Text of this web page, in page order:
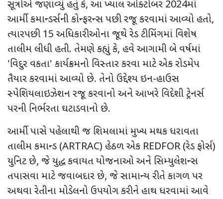
સૂત્રોએ જણાવ્યું હતું કે, આ ખ્યાલ ઓક્ટોબર 2024માં
આર્મી કમાન્ડર્સની કોન્ફરન્સ પછી રજૂ કરવામાં આવ્યો હતો,
ત્યારપછી 15 અધિકારીઓના જૂથે રેડ ટીમિંગમાં વિશેષ
તાલીમ લીધી હતી. તેમણે કહ્યું કે, હવે આગામી બે વર્ષમાં
'વિદુર વકતા' કાર્યક્રમનો વિસ્તાર કરવા માટે એક રોડમેપ
તૈયાર કરવામાં આવ્યો છે. તેનો ઉદ્દેશ્ય ઇન-હાઉસ
સ્પેશિયલાઇઝેશન રજૂ કરવાનો અને આખરે વિદેશી ટ્રેનર્સ
પરની નિર્ભરતા ઘટાડવાનો છે.
આર્મી પાસે પહેલાથી જ શિમલામાં મુખ્ય મથક ધરાવતા
તાલીમ કમાન્ડ (ARTRAC) હેઠળ એક REDFOR (રેડ ફોર્સ)
યુનિટ છે, જે યુદ્ધ કવાયત યોજનાઓ અને સિમ્યુલેશન્સ
તપાસવા માટે જવાબદાર છે, જે સામાન્ય રીતે કાગળ પર
અથવા રેતીના મોડેલનો ઉપયોગ કરીને હાથ ધરવામાં આવે